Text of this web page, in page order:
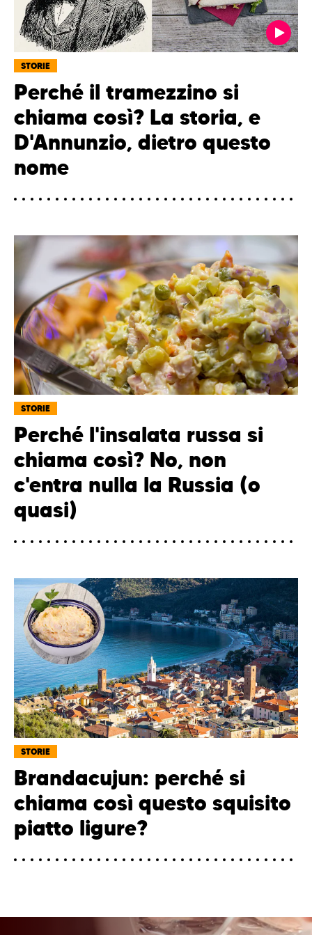
STORIE
Perché il tramezzino si
chiama così? La storia, e
D'Annunzio, dietro questo
nome
STORIE
Perché l'insalata russa si
chiama così? No, non
c'entra nulla la Russia (o
quasi)
STORIE
Brandacujun: perché si
chiama così questo squisito
piatto ligure?